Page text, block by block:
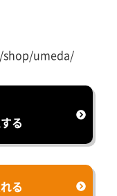
shop/umeda/
る
る